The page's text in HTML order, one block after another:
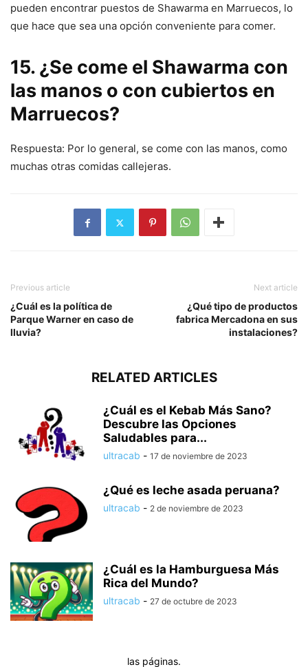
pueden encontrar puestos de Shawarma en Marruecos, lo
que hace que sea una opción conveniente para comer.
15. ¿Se come el Shawarma con
las manos o con cubiertos en
Marruecos?
Respuesta: Por lo general, se come con las manos, como
muchas otras comidas callejeras.
Previous article
¿Cuál es la política de
Parque Warner en caso de
lluvia?
Next article
¿Qué tipo de productos
fabrica Mercadona en sus
instalaciones?
RELATED ARTICLES
¿Cuál es el Kebab Más Sano?
Descubre las Opciones
Saludables para...
ultracab - 17 de noviembre de 2023
¿Qué es leche asada peruana?
ultracab - 2 de noviembre de 2023
¿Cuál es la Hamburguesa Más
Rica del Mundo?
ultracab - 27 de octubre de 2023
las páginas.